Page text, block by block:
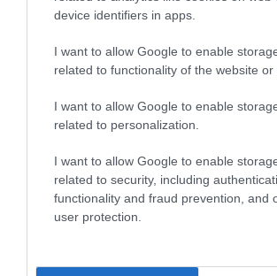
device identifiers in apps.
I want to allow Google to enable
related to functionality of the website or
I want to allow Google to enable
related to personalization.
I want to allow Google to enable
related to security, including
functionality and fraud prevention, and
user protection.
4 útvonaltervező, ami hasznos